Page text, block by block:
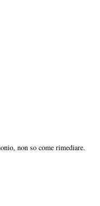
non so come rimediare.